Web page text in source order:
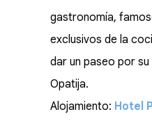
gastronomía,
exclusivos de la
dar un paseo por
Opatija.
Alojamiento: Hotel